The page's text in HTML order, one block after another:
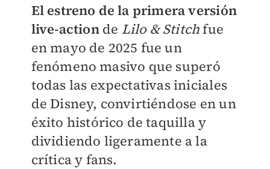
El estreno de la primera versión
live-actionde Lilo & Stitchfue
en mayo de 2025 fue un
fenómeno masivo que superó
todas las expectativas iniciales
de Disney, convirtiéndose en un
éxito histórico de taquilla y
dividiendo ligeramente a la
crítica y fans.